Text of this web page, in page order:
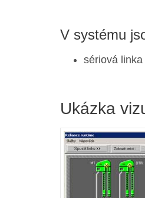
V systému
sériová
Ukázka